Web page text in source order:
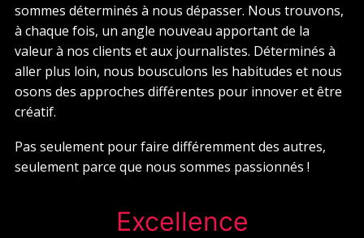
sommes déterminés à nous dépasser. Nous trouvons,
à chaque fois, un angle nouveau apportant de la
valeur à nos clients et aux journalistes. Déterminés à
aller plus loin, nous bousculons les habitudes et nous
osons des approches différentes pour innover et être
créatif.
Pas seulement pour faire différemment des autres,
seulement parce que nous sommes passionnés !
Excellence